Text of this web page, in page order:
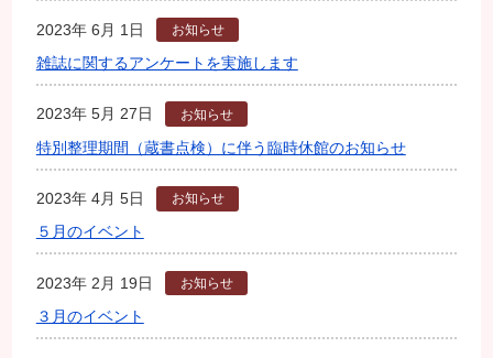
2023年 6月 1日 お知らせ
雑誌に関するアンケートを実施します
2023年 5月 27日 お知らせ
特別整理期間（蔵書点検）に伴う臨時休館のお知らせ
2023年 4月 5日 お知らせ
５月のイベント
2023年 2月 19日 お知らせ
３月のイベント